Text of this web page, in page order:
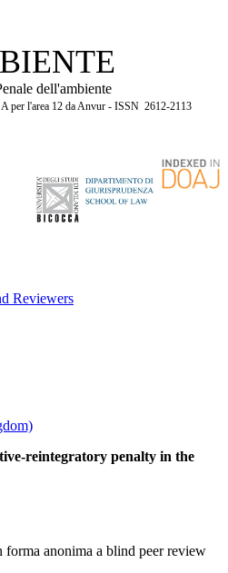
dell'ambiente
per l'area 12 da Anvur - ISSN 2612-2113
Reviewers
reintegratory penalty in the
forma anonima a blind peer review